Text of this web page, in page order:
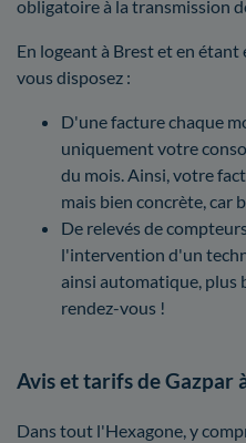
obligatoire à la transmission
En logeant à Brest et en
vous disposez :
D'une facture chaque
uniquement votre
du mois. Ainsi, votre
mais bien concrète, car
De relevés de
l'intervention d'un
ainsi automatique, plus
rendez-vous !
Avis et tarifs de Gazpar
Dans tout l'Hexagone, y